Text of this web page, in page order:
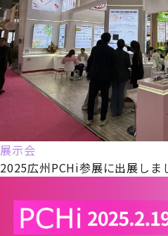
展示会
2025広州PCHi参展に出展しま